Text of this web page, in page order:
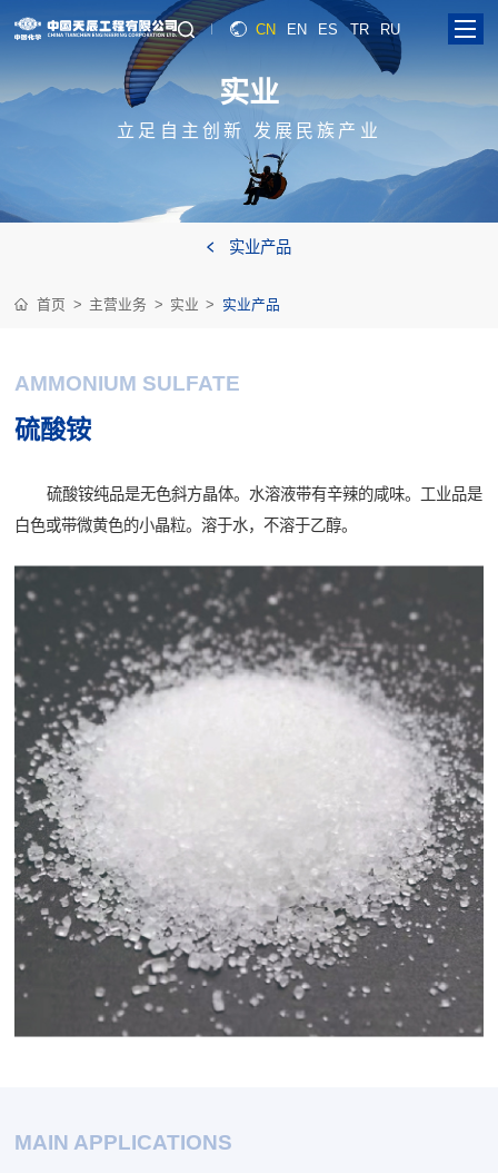
CN EN ES TR RU
实业
立足自主创新 发展民族产业
实业产品
首页 主营业务 实业 实业产品
AMMONIUM SULFATE
硫酸铵
硫酸铵纯品是无色斜方晶体。水溶液带有辛辣的咸味。工业品是
白色或带微黄色的小晶粒。溶于水，不溶于乙醇。
MAIN APPLICATIONS